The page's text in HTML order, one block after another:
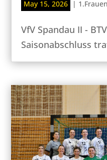
May 15, 2026 | 1.Frauen
VfV Spandau II -
Saisonabschluss